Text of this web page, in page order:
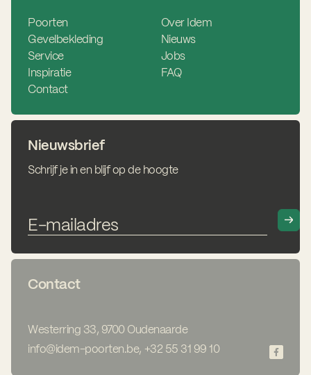
Poorten
Gevelbekleding
Service
Inspiratie
Contact
Over Idem
Nieuws
Jobs
FAQ
Nieuwsbrief
Schrijf je in en blijf op de hoogte
Contact
Westerring 33, 9700 Oudenaarde
info@idem-poorten.be, +32 55 31 99 10